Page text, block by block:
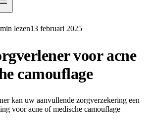
min lezen13 februari 2025
voor acne
camouflage
kan uw aanvullende zorgverzekering een
voor acne of medische camouflage